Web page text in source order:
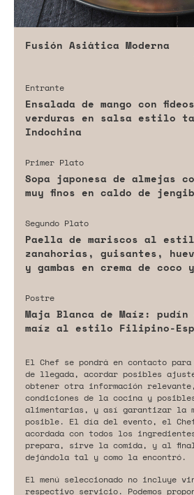
Fusión Asiática Moderna
Entrante
Ensalada de mango con
verduras en salsa estilo
Indochina
Primer Plato
Sopa japonesa de almejas
muy finos en caldo de
Segundo Plato
Paella de mariscos al
zanahorias, guisantes,
y gambas en crema de coco
Postre
Maja Blanca de Maíz:
maíz al estilo Filipino-
El Chef se pondrá en contacto
de llegada, acordar posibles
obtener otra información
condiciones de la cocina y
alimentarias, y así garantizar la
posible. El día del evento, el
acordada con todos los
prepara, sirve la comida, y al
dejándola tal y como la encontró.
El menú seleccionado no incluye
respectivo servicio. Podemos